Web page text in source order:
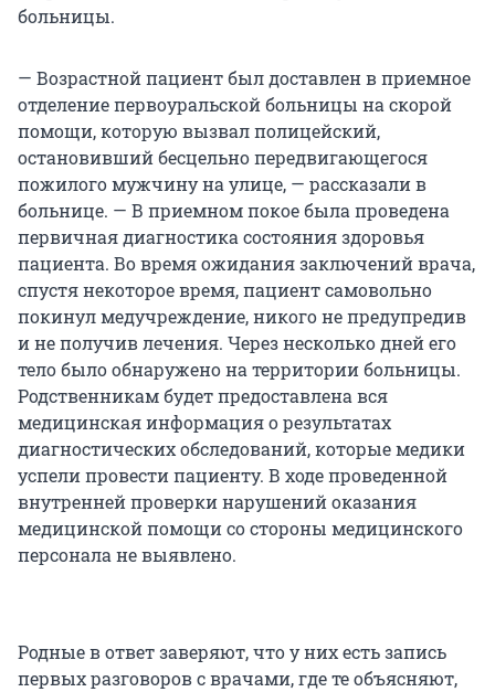
больницы.
— Возрастной пациент был доставлен в приемное
отделение первоуральской больницы на скорой
помощи, которую вызвал полицейский,
остановивший бесцельно передвигающегося
пожилого мужчину на улице, — рассказали в
больнице. — В приемном покое была проведена
первичная диагностика состояния здоровья
пациента. Во время ожидания заключений врача,
спустя некоторое время, пациент самовольно
покинул медучреждение, никого не предупредив
и не получив лечения. Через несколько дней его
тело было обнаружено на территории больницы.
Родственникам будет предоставлена вся
медицинская информация о результатах
диагностических обследований, которые медики
успели провести пациенту. В ходе проведенной
внутренней проверки нарушений оказания
медицинской помощи со стороны медицинского
персонала не выявлено.
Родные в ответ заверяют, что у них есть запись
первых разговоров с врачами, где те объясняют,